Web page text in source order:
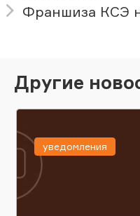
Франшиза КСЭ
Другие
уведомления